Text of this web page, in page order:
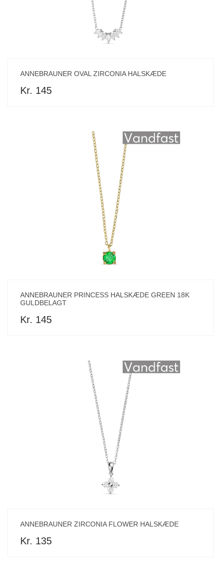
ANNEBRAUNER OVAL ZIRCONIA HALSKÆDE
Kr. 145
ANNEBRAUNER PRINCESS HALSKÆDE GREEN 18K
GULDBELAGT
Kr. 145
ANNEBRAUNER ZIRCONIA FLOWER HALSKÆDE
Kr. 135